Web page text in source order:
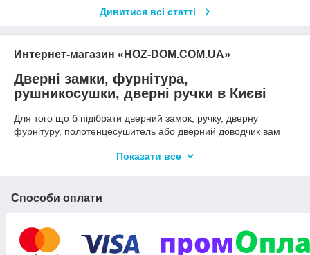
Дивитися всі статті
Интернет-магазин «HOZ-DOM.COM.UA»
Дверні замки, фурнітура,
рушникосушки, дверні ручки в Києві
Для того що б підібрати дверний замок, ручку, дверну
фурнітуру, полотенцесушитель або дверний доводчик вам
DOM.COM.UA ми пропонуємо великий вибір якісних і
високоякісну, сертифіковану продукцію, яка не поступається
дорожите своїм часом ми пропонуємо подивитися наш
каталог, де ви знайдете всі необхідні вам госп товари які
Показати все
Способи оплати